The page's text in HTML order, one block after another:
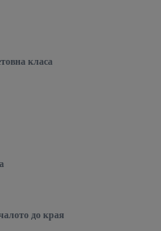
класа
до края